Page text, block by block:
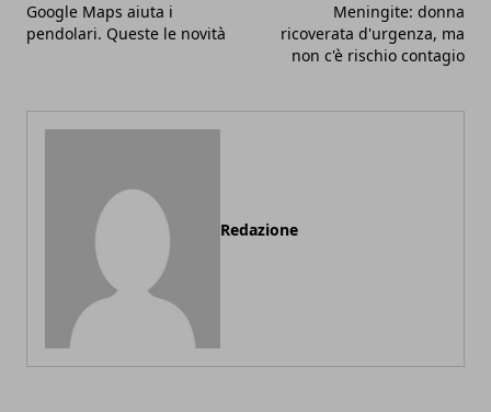
Google Maps aiuta i
pendolari. Queste le novità
Meningite: donna
ricoverata d'urgenza, ma
non c'è rischio contagio
Redazione